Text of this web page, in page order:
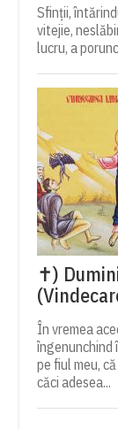
Sfinții,
vitejie,
lucru, a
✝)
În vremea
îngenunchind
pe fiul meu,
căci adesea...